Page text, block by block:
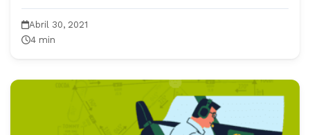
Abril 30, 2021
4 min